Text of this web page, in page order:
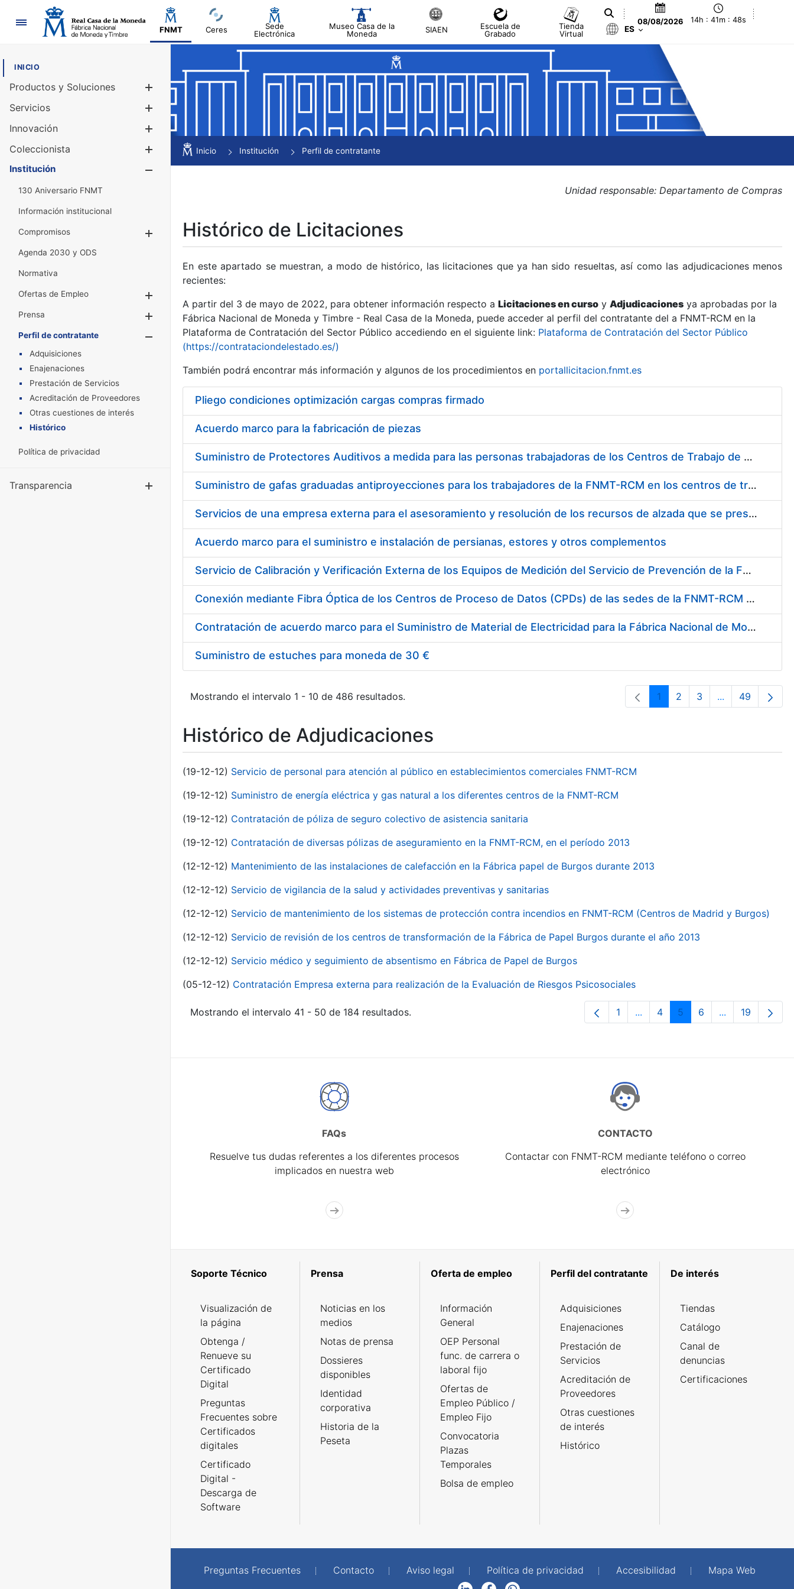
Navegación
FNMT Ceres
Sede
Electrónica
Museo Casa de la
Moneda
SIAEN
Escuela de
Grabado
Tienda
Virtual
08/08/2026 14h : 41m : 48s
ES
INICIO
Productos y Soluciones
Mostrar/Ocultar
Servicios
Innovación
Coleccionista
Mostrar/Ocultar
Institución
130 Aniversario FNMT
Información institucional
Compromisos
Mostrar/Ocultar
Agenda 2030 y ODS
Normativa
Ofertas de Empleo
Prensa
Mostrar/Ocultar
Perfil de contratante
Mostrar/Ocultar
Adquisiciones
Enajenaciones
Prestación de Servicios
Acreditación de Proveedores
Otras cuestiones de interés
Histórico
Política de privacidad
Transparencia Mostrar/Ocultar
Inicio Institución Perfil de contratante
Unidad responsable: Departamento de Compras
Histórico de Licitaciones
En este apartado se muestran, a modo de histórico, las licitaciones que ya han sido resueltas, así como las adjudicaciones menos
recientes:
A partir del 3 de mayo de 2022, para obtener información respecto a Licitaciones en curso y Adjudicaciones ya aprobadas por la
Fábrica Nacional de Moneda y Timbre - Real Casa de la Moneda, puede acceder al perfil del contratante del a FNMT-RCM en la
Plataforma de Contratación del Sector Público accediendo en el siguiente link: Plataforma de Contratación del Sector Público
(https://contrataciondelestado.es/)
También podrá encontrar más información y algunos de los procedimientos en portallicitacion.fnmt.es
Pliego condiciones optimización cargas compras firmado
Acuerdo marco para la fabricación de piezas
Suministro de Protectores Auditivos a medida para las personas trabajadoras de los Centros de Trabajo de Madrid y Burgos
Suministro de gafas graduadas antiproyecciones para los trabajadores de la FNMT-RCM en los centros de trabajo de Madrid y Burgos
Servicios de una empresa externa para el asesoramiento y resolución de los recursos de alzada que se presentan relacionados con procesos de selección para la FNMT-RCM
Acuerdo marco para el suministro e instalación de persianas, estores y otros complementos
Servicio de Calibración y Verificación Externa de los Equipos de Medición del Servicio de Prevención de la FNMT-RCM
Conexión mediante Fibra Óptica de los Centros de Proceso de Datos (CPDs) de las sedes de la FNMT-RCM de Burgos y Madrid
Contratación de acuerdo marco para el Suministro de Material de Electricidad para la Fábrica Nacional de Moneda y Timbre-Real Casa de la Moneda en su centro de trabajo de Burgos
Suministro de estuches para moneda de 30 €
Mostrando el intervalo 1 - 10 de 486 resultados. Página
1 Página
2 Página
3 ...PáginasPágina
49
Histórico de Adjudicaciones
(19-12-12) Servicio de personal para atención al público en establecimientos comerciales FNMT-RCM
(19-12-12) Suministro de energía eléctrica y gas natural a los diferentes centros de la FNMT-RCM
(19-12-12) Contratación de póliza de seguro colectivo de asistencia sanitaria
(19-12-12) Contratación de diversas pólizas de aseguramiento en la FNMT-RCM, en el período 2013
(12-12-12) Mantenimiento de las instalaciones de calefacción en la Fábrica papel de Burgos durante 2013
(12-12-12) Servicio de vigilancia de la salud y actividades preventivas y sanitarias
(12-12-12) Servicio de mantenimiento de los sistemas de protección contra incendios en FNMT-RCM (Centros de Madrid y Burgos)
(12-12-12) Servicio de revisión de los centros de transformación de la Fábrica de Papel Burgos durante el año 2013
(12-12-12) Servicio médico y seguimiento de absentismo en Fábrica de Papel de Burgos
(05-12-12) Contratación Empresa externa para realización de la Evaluación de Riesgos Psicosociales
Mostrando el intervalo 41 - 50 de 184 resultados. Página
1 ...Páginas intermedias Use TAB
Página
4 Página
5 Página
6 ...PáginasPágina
19
FAQs
Resuelve tus dudas referentes a los diferentes procesos
implicados en nuestra web
CONTACTO
Contactar con FNMT-RCM mediante teléfono o correo
electrónico
Soporte Técnico
Visualización de
la página
Obtenga /
Renueve su
Certificado
Digital
Preguntas
Frecuentes sobre
Certificados
digitales
Certificado
Digital -
Descarga de
Software
Prensa
Noticias en los
medios
Notas de prensa
Dossieres
disponibles
Identidad
corporativa
Historia de la
Peseta
Oferta de empleo
Información
General
OEP Personal
func. de carrera o
laboral fijo
Ofertas de
Empleo Público /
Empleo Fijo
Convocatoria
Plazas
Temporales
Bolsa de empleo
Perfil del contratante
Adquisiciones
Enajenaciones
Prestación de
Servicios
Acreditación de
Proveedores
Otras cuestiones
de interés
Histórico
De interés
Tiendas
Catálogo
Canal de
denuncias
Certificaciones
Preguntas Frecuentes Contacto Aviso legal Política de privacidad Accesibilidad
Mapa Web